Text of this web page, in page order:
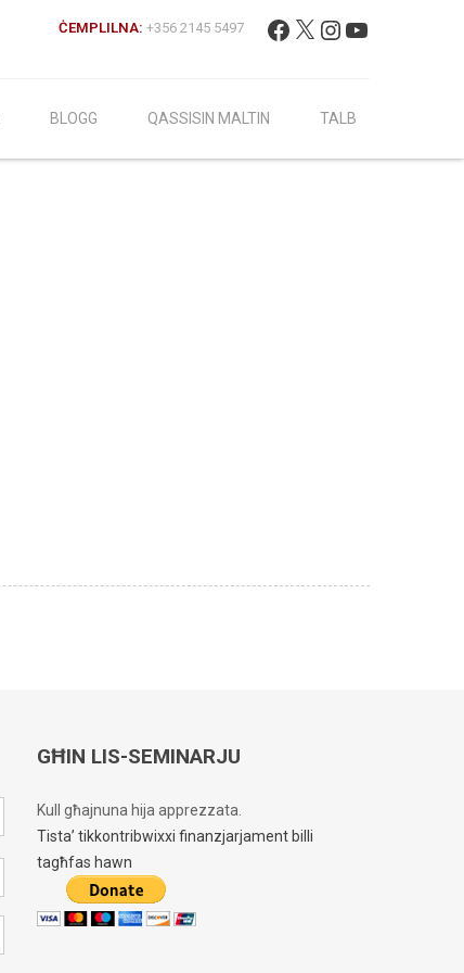
Fittex: Facebook
X Instagram
YouTube
ĊEMPLILNA: +356 2145 5497
BLOGG QASSISIN MALTIN TALB
GĦIN LIS-SEMINARJU
Kull għajnuna hija apprezzata.
Tista’ tikkontribwixxi finanzjarjament billi
tagħfas hawn